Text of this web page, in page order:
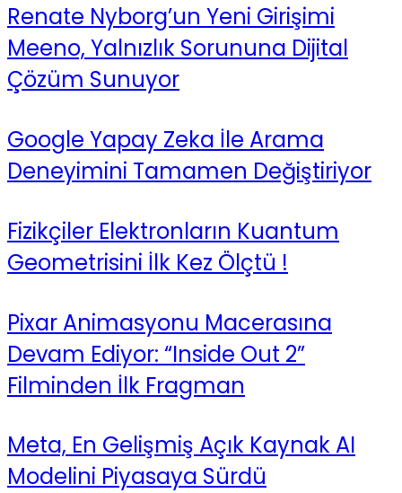
Renate Nyborg’un Yeni Girişimi
Meeno, Yalnızlık Sorununa Dijital
Çözüm Sunuyor
Google Yapay Zeka İle Arama
Deneyimini Tamamen Değiştiriyor
Fizikçiler Elektronların Kuantum
Geometrisini İlk Kez Ölçtü !
Pixar Animasyonu Macerasına
Devam Ediyor: “Inside Out 2”
Filminden İlk Fragman
Meta, En Gelişmiş Açık Kaynak AI
Modelini Piyasaya Sürdü